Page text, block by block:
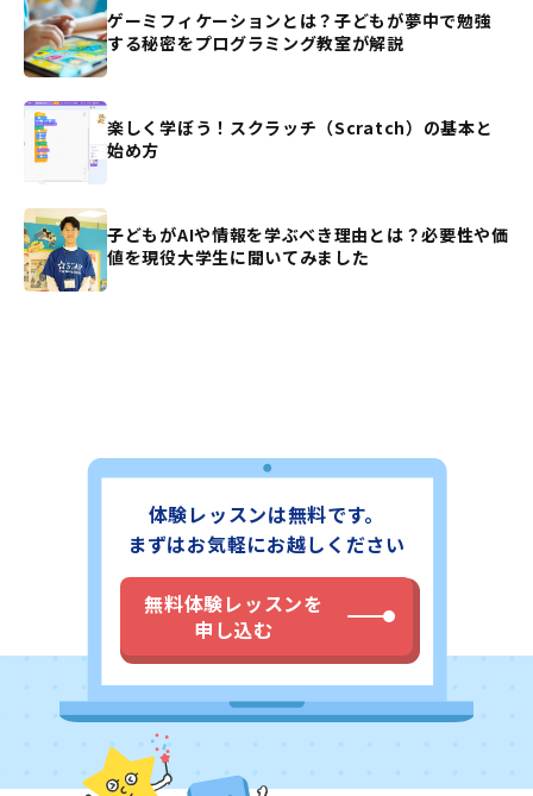
ゲーミフィケーションとは？子どもが夢中で勉強
する秘密をプログラミング教室が解説
楽しく学ぼう！スクラッチ（Scratch）の基本と
始め方
子どもがAIや情報を学ぶべき理由とは？必要性や価
値を現役大学生に聞いてみました
体験レッスンは無料です。
まずはお気軽にお越しください
無料体験レッスンを
申し込む